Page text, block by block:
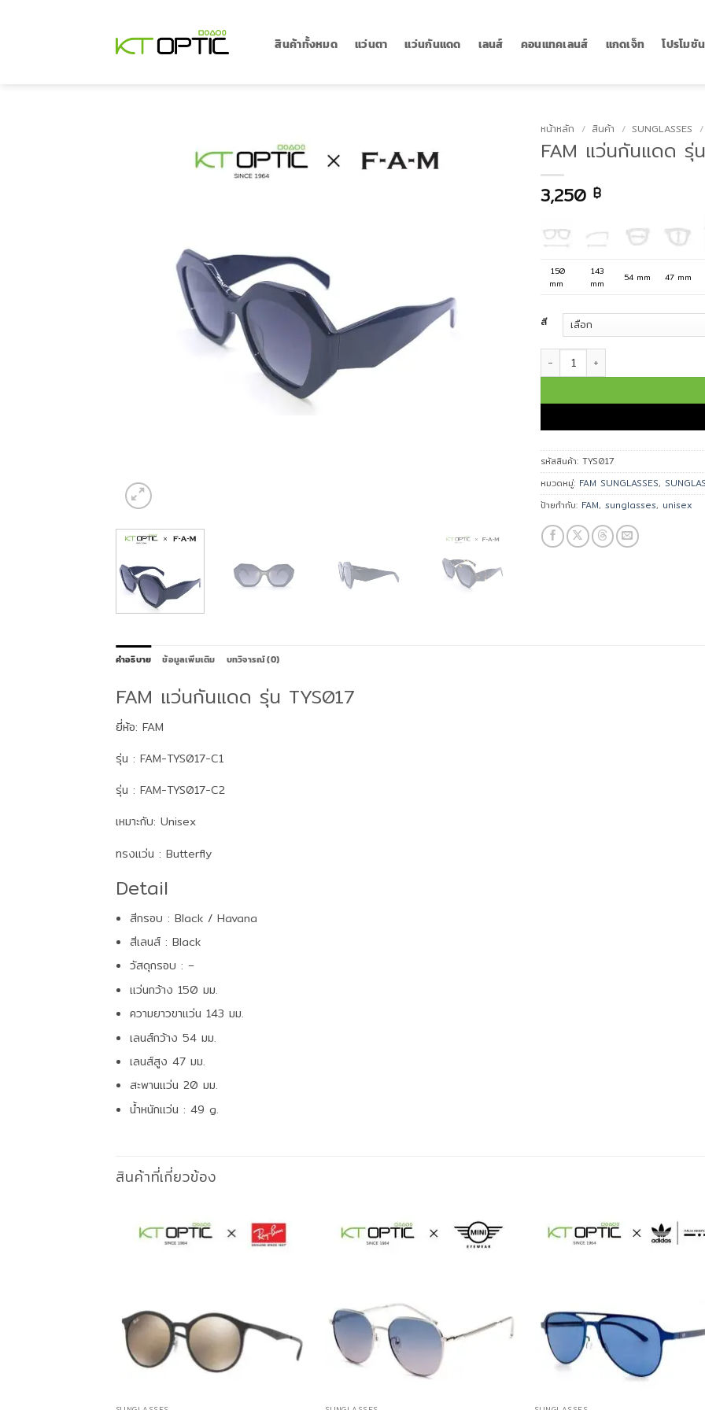
สินค้าทั้งหมด แว่นตา แว่นกันแดด เลนส์ คอนแทคเลนส์ แกดเจ็ท โปรโมชัน
หน้าหลัก / สินค้า / SUNGLASSES /
FAM แว่นกันแดด รุ่
3,250 ฿
150
mm
143
mm
54 mm 47 mm
สี
จำนวน FAM แว่นกันแดด รุ่น TYS017
รหัสสินค้า: TYS017
หมวดหมู่: FAM SUNGLASSES,
ป้ายกำกับ: FAM, sunglasses, unisex
คำอธิบาย ข้อมูลเพิ่มเติม บทวิจารณ์ (0)
FAM แว่นกันแดด รุ่น TYS017
ยี่ห้อ: FAM
รุ่น : FAM-TYS017-C1
รุ่น : FAM-TYS017-C2
เหมาะกับ: Unisex
ทรงแว่น : Butterfly
Detail
สีกรอบ : Black / Havana
สีเลนส์ : Black
วัสดุกรอบ : –
แว่นกว้าง 150 มม.
ความยาวขาแว่น 143 มม.
เลนส์กว้าง 54 มม.
เลนส์สูง 47 มม.
สะพานแว่น 20 มม.
น้ำหนักแว่น : 49 g.
สินค้าที่เกี่ยวข้อง